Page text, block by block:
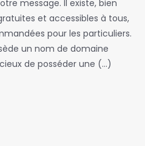
message. Il existe, bien
et accessibles à tous,
pour les particuliers.
un nom de domaine
de posséder une (…)